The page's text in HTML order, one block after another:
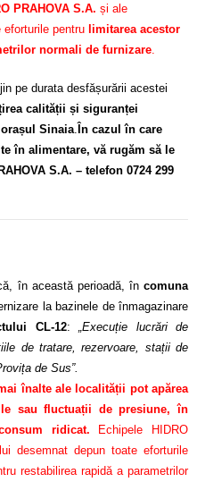
PRAHOVA S.A. și ale
eforturile pentru limitarea acestor
normali de furnizare
pe durata desfășurării acestei
calității și siguranței
Sinaia În cazul în care
în alimentare, vă rugăm să le
S.A. – telefon 0724 299
în această perioadă, încomuna
la bazinele de înmagazinare
CL-12: „Execuție lucrări de
de tratare, rezervoare, stații de
de Sus”.
înalte ale localității pot apărea
sau fluctuații de presiune, în
ridicat.
Echipele HIDRO
desemnat depun toate eforturile
restabilirea rapidă a parametrilor